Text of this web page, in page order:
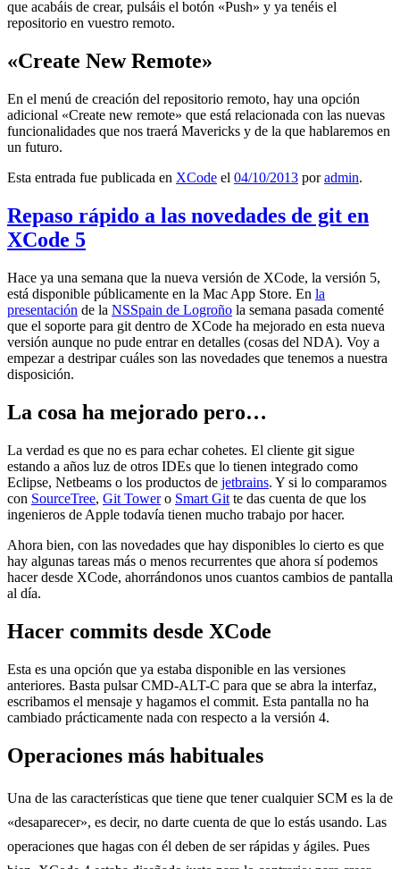
que acabáis de crear, pulsáis el botón «Push» y ya tenéis el
repositorio en vuestro remoto.
«Create New Remote»
En el menú de creación del repositorio remoto, hay una opción
adicional «Create new remote» que está relacionada con las nuevas
funcionalidades que nos traerá Mavericks y de la que hablaremos en
un futuro.
Esta entrada fue publicada en XCode el 04/10/2013 poradmin.
Repaso rápido a las novedades de git en
XCode 5
Hace ya una semana que la nueva versión de XCode, la versión 5,
está disponible públicamente en la Mac App Store. En la
presentación de la NSSpain de Logroño la semana pasada comenté
que el soporte para git dentro de XCode ha mejorado en esta nueva
versión aunque no pude entrar en detalles (cosas del NDA). Voy a
empezar a destripar cuáles son las novedades que tenemos a nuestra
disposición.
La cosa ha mejorado pero…
La verdad es que no es para echar cohetes. El cliente git sigue
estando a años luz de otros IDEs que lo tienen integrado como
Eclipse, Netbeams o los productos de jetbrains. Y si lo comparamos
con SourceTree, Git Towero Smart Git te das cuenta de que los
ingenieros de Apple todavía tienen mucho trabajo por hacer.
Ahora bien, con las novedades que hay disponibles lo cierto es que
hay algunas tareas más o menos recurrentes que ahora sí podemos
hacer desde XCode, ahorrándonos unos cuantos cambios de pantalla
al día.
Hacer commits desde XCode
Esta es una opción que ya estaba disponible en las versiones
anteriores. Basta pulsar CMD-ALT-C para que se abra la interfaz,
escribamos el mensaje y hagamos el commit. Esta pantalla no ha
cambiado prácticamente nada con respecto a la versión 4.
Operaciones más habituales
Una de las características que tiene que tener cualquier SCM es la de
«desaparecer», es decir, no darte cuenta de que lo estás usando. Las
operaciones que hagas con él deben de ser rápidas y ágiles. Pues